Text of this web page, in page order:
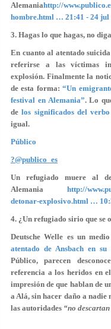
Alemaniahttp://
hombre.html … 21:41 - 24 jul
3. Hagas lo que hagas, no
En cuanto al atentado
referirse a las víctimas
explosión. Finalmente la
de esta forma:“Un
festival en Alemania”. Lo
delos significados del
igual.
Público
?@publico_es
Un refugiado muere al
Alemania http://
detonar-explosivo.html …
4. ¿Un refugiado sirio que se
Deutsche Welle es un
atentado de Ansbach en su
Público, parecen
referencia a los heridos en
impresión de que hablan de
a Alá, sin hacer daño a nadie
las autoridades “no